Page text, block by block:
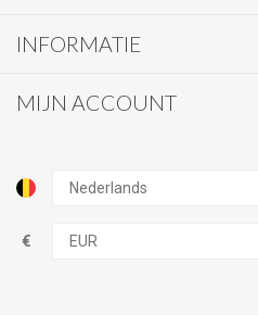
INFORMATIE
MIJN ACCOUNT
€